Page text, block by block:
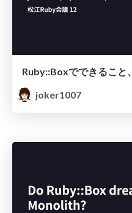
joker1007